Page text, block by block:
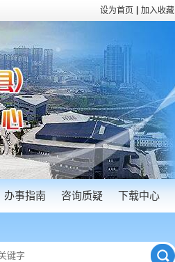
设为首页 加入收藏
办事指南 咨询质疑 下载中心